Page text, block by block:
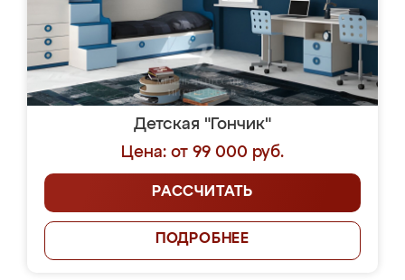
Детская "Гончик"
Цена: от 99 000 руб.
РАССЧИТАТЬ
ПОДРОБНЕЕ